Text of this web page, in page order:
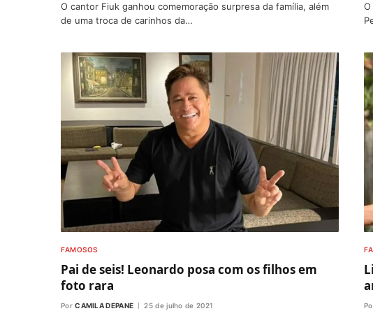
O cantor Fiuk ganhou comemoração surpresa da família, além
de uma troca de carinhos da…
FAMOSOS
Pai de seis! Leonardo posa com os filhos em
foto rara
Por CAMILA DEPANE 25 de julho de 2021